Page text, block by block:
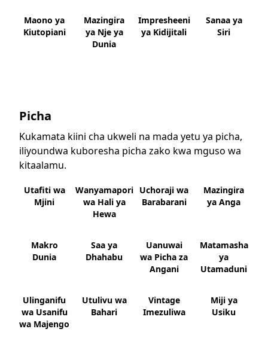
Maono ya
Kiutopiani
Mazingira
ya Nje ya
Dunia
Impresheeni
ya Kidijitali
Sanaa ya
Siri
Picha
Kukamata kiini cha ukweli na mada yetu ya picha,
iliyoundwa kuboresha picha zako kwa mguso wa
kitaalamu.
Utafiti wa
Mjini
Wanyamapori
wa Hali ya
Hewa
Uchoraji wa
Barabarani
Mazingira
ya Anga
Makro
Dunia
Saa ya
Dhahabu
Uanuwai
wa Picha za
Angani
Matamasha
ya
Utamaduni
Ulinganifu
wa Usanifu
wa Majengo
Utulivu wa
Bahari
Vintage
Imezuliwa
Miji ya
Usiku